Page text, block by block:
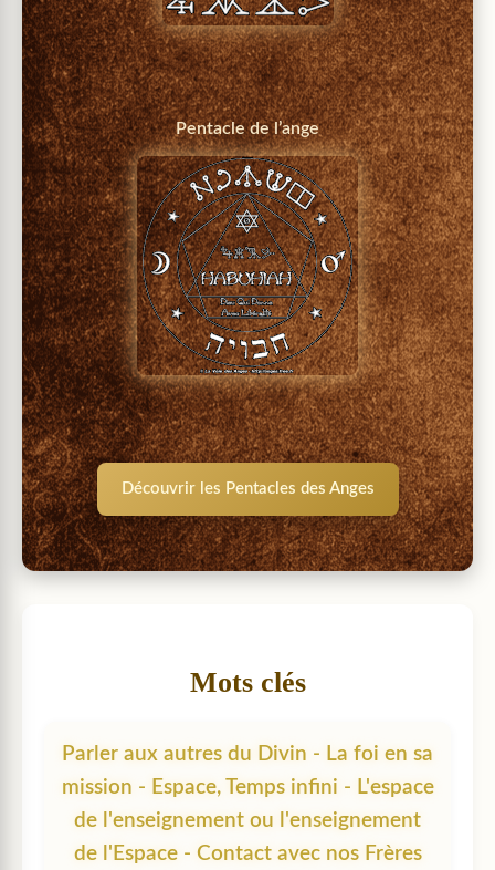
Pentacle de l’ange
Découvrir les Pentacles des Anges
Mots clés
Parler aux autres du Divin - La foi en sa
mission - Espace, Temps infini - L'espace
de l'enseignement ou l'enseignement
de l'Espace - Contact avec nos Frères